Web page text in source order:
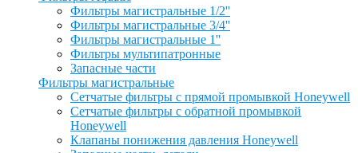
Фильтры магистральные 1/2''
Фильтры магистральные 3/4''
Фильтры магистральные 1''
Фильтры мультипатронные
Запасные части
Фильтры магистральные
Сетчатые фильтры с прямой промывкой Honeywell
Сетчатые фильтры с обратной промывкой
Honeywell
Клапаны понижения давления Honeywell